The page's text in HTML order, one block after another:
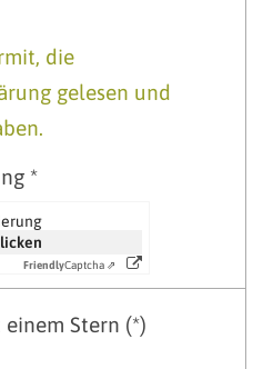
die
gelesen und
*
FriendlyCaptcha ⇗
Stern (*)